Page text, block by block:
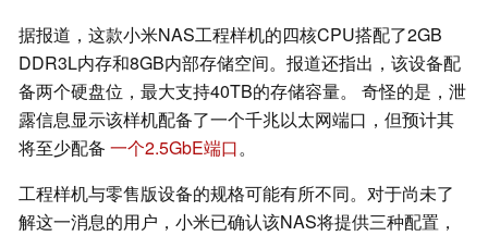
据报道，这款小米NAS工程样机的四核CPU搭配了2GB
DDR3L内存和8GB内部存储空间。报道还指出，该设备配
备两个硬盘位，最大支持40TB的存储容量。 奇怪的是，泄
露信息显示该样机配备了一个千兆以太网端口，但预计其
将至少配备 一个2.5GbE端口。
工程样机与零售版设备的规格可能有所不同。对于尚未了
解这一消息的用户，小米已确认该NAS将提供三种配置，